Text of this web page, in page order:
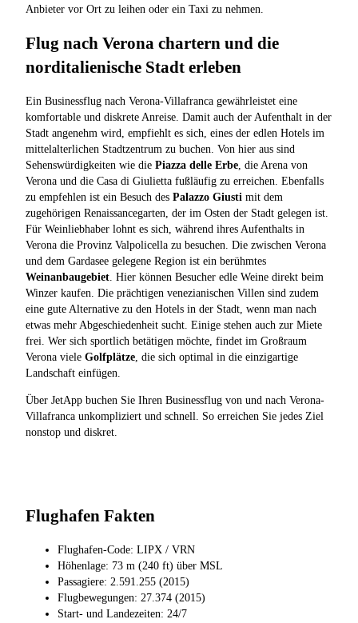
Anbieter vor Ort zu leihen oder ein Taxi zu nehmen.
Flug nach Verona chartern und die
norditalienische Stadt erleben
Ein Businessflug nach Verona-Villafranca gewährleistet eine
komfortable und diskrete Anreise. Damit auch der Aufenthalt in der
Stadt angenehm wird, empfiehlt es sich, eines der edlen Hotels im
mittelalterlichen Stadtzentrum zu buchen. Von hier aus sind
Sehenswürdigkeiten wie die Piazza delle Erbe , die Arena von
Verona und die Casa di Giulietta fußläufig zu erreichen. Ebenfalls
zu empfehlen ist ein Besuch des Palazzo Giusti mit dem
zugehörigen Renaissancegarten, der im Osten der Stadt gelegen ist.
Für Weinliebhaber lohnt es sich, während ihres Aufenthalts in
Verona die Provinz Valpolicella zu besuchen. Die zwischen Verona
und dem Gardasee gelegene Region ist ein berühmtes
Weinanbaugebiet . Hier können Besucher edle Weine direkt beim
Winzer kaufen. Die prächtigen venezianischen Villen sind zudem
eine gute Alternative zu den Hotels in der Stadt, wenn man nach
etwas mehr Abgeschiedenheit sucht. Einige stehen auch zur Miete
frei. Wer sich sportlich betätigen möchte, findet im Großraum
Verona viele Golfplätze , die sich optimal in die einzigartige
Landschaft einfügen.
Über JetApp buchen Sie Ihren Businessflug von und nach Verona-
Villafranca unkompliziert und schnell. So erreichen Sie jedes Ziel
nonstop und diskret.
Flughafen Fakten
Flughafen-Code: LIPX / VRN
Höhenlage: 73 m (240 ft) über MSL
Passagiere: 2.591.255 (2015)
Flugbewegungen: 27.374 (2015)
Start- und Landezeiten: 24/7